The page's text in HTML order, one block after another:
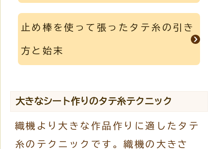
止め棒を使って張ったタテ糸の引き
方と始末
大きなシート作りのタテ糸テクニック
織機より大きな作品作りに適したタテ
糸のテクニックです。織機の大きさ